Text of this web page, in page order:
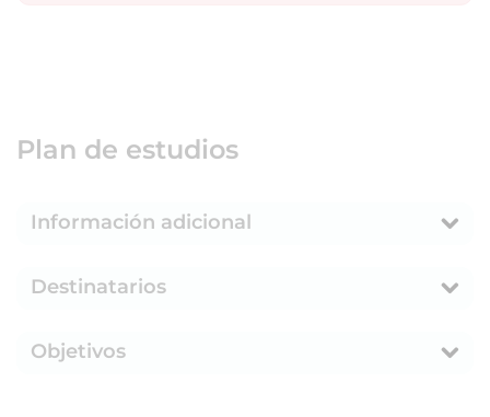
Plan de estudios
Información adicional
Destinatarios
Objetivos